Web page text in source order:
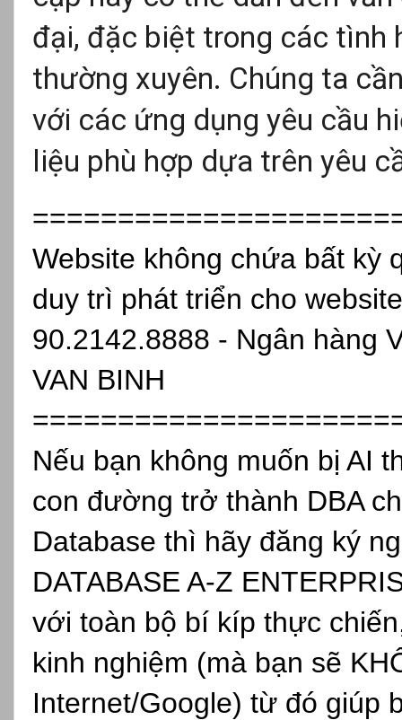
đại, đặc biệt trong các tình
thường xuyên. Chúng ta
với các ứng dụng yêu cầu
liệu phù hợp dựa trên yêu
Website không chứa bất kỳ
duy trì phát triển cho
90.2142.8888 - Ngân hàng
VAN BINH
Nếu bạn không muốn bị AI
con đường trở thành DBA
Database thì hãy đăng ký
DATABASE A-Z
với toàn bộ bí kíp thực
kinh nghiệm (mà bạn sẽ
Internet/Google) từ đó giúp